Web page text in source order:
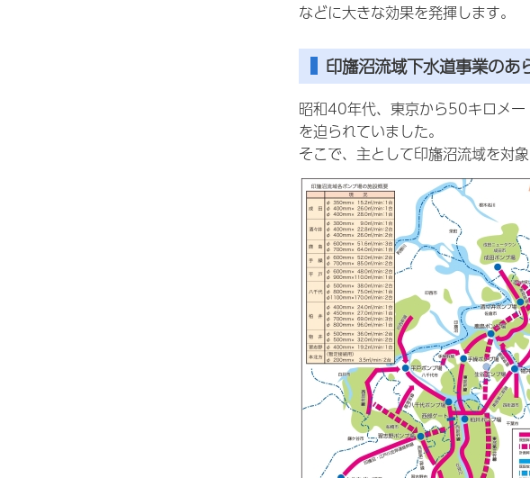
などに大きな効果を発揮します。
印旛沼流域下水道事業のあ
昭和40年代、東京から50キロメー
を迫られていました。
そこで、主として印旛沼流域を対